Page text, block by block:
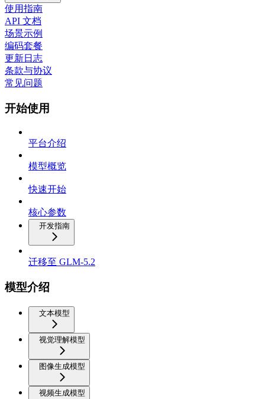
使用指南
API 文档
场景示例
编码套餐
更新日志
条款与协议
常见问题
开始使用
平台介绍
模型概览
快速开始
核心参数
开发指南
迁移至 GLM-5.2
模型介绍
文本模型
视觉理解模型
图像生成模型
视频生成模型